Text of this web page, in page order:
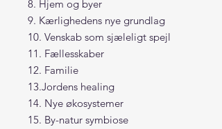
8. Hjem og byer
9. Kærlighedens nye grundlag
10. Venskab som sjæleligt spejl
11. Fællesskaber
12. Familie
13.Jordens healing
14. Nye økosystemer
15. By-natur symbiose